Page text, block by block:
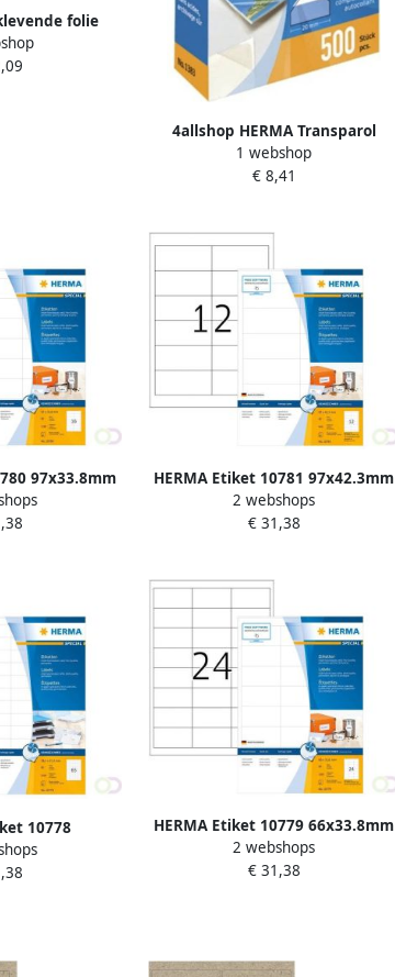
folie
x 40cm
4allshop HERMA Transparol
fotohoeken inhoud: 500 stuks
1 webshop
€ 8,41
97x33.8mm
HERMA Etiket 10781 97x42.3mm
wit 960stuks
2 webshops
€ 31,38
10778
5200stuks
HERMA Etiket 10779 66x33.8mm
wit 1920stuks
2 webshops
€ 31,38